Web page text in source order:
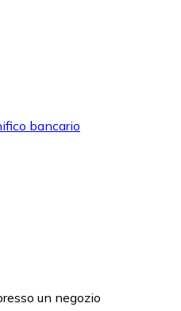
bancario
un negozio